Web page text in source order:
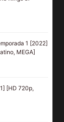
1 [2022]
MEGA]
[HD 720p,